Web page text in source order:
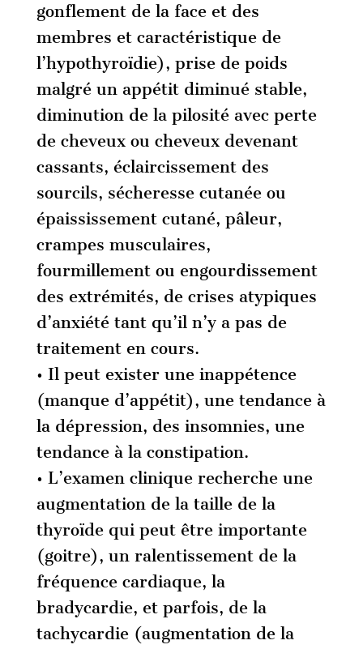
gonflement de la face et des
membres et caractéristique de
l’hypothyroïdie), prise de poids
malgré un appétit diminué stable,
diminution de la pilosité avec perte
de cheveux ou cheveux devenant
cassants, éclaircissement des
sourcils, sécheresse cutanée ou
épaississement cutané, pâleur,
crampes musculaires,
fourmillement ou engourdissement
des extrémités, de crises atypiques
d’anxiété tant qu’il n’y a pas de
traitement en cours.
• Il peut exister une inappétence
(manque d’appétit), une tendance à
la dépression, des insomnies, une
tendance à la constipation.
• L’examen clinique recherche une
augmentation de la taille de la
thyroïde qui peut être importante
(goitre), un ralentissement de la
fréquence cardiaque, la
bradycardie, et parfois, de la
tachycardie (augmentation de la